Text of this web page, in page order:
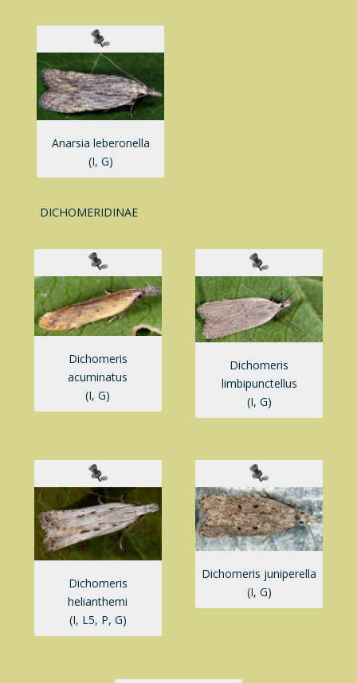
Anarsia leberonella
(I, G)
DICHOMERIDINAE
Dichomeris
acuminatus
(I, G)
Dichomeris
limbipunctellus
(I, G)
Dichomeris
helianthemi
(I, L5, P, G)
Dichomeris juniperella
(I, G)